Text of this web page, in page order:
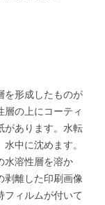
を形成したものが
の上にコーティ
があります。水転
中に沈めます。
水溶性層を溶か
剥離した印刷画像
フィルムが付いて